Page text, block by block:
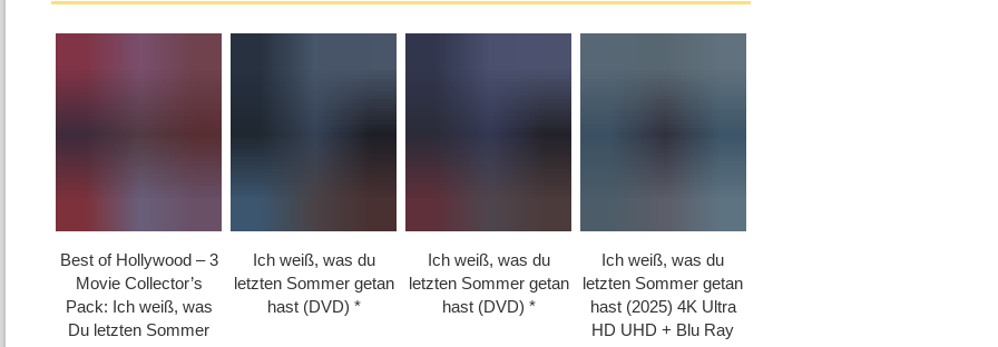
Best of Hollywood – 3
Movie Collector’s
Pack: Ich weiß, was
Du letzten Sommer
Ich weiß, was du
letzten Sommer getan
hast (DVD)
Ich weiß, was du
letzten Sommer getan
hast (DVD)
Ich weiß, was du
letzten Sommer getan
hast (2025) 4K Ultra
HD UHD + Blu Ray